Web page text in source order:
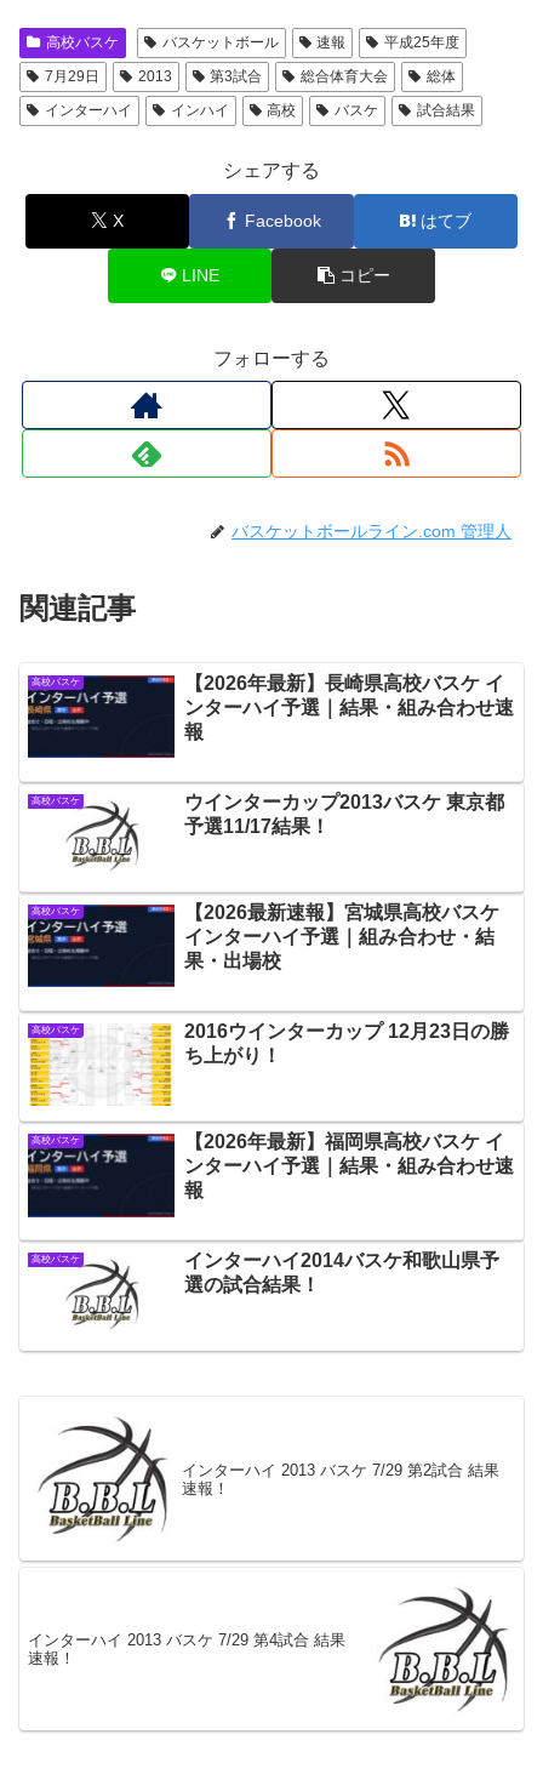
高校バスケ バスケットボール 速報
平成25年度
7月29日
2013 第3試合 総合体育大会
総体
インターハイ
インハイ 高校 バスケ 試合結果
シェアする
X Facebook はてブ
LINE コピー
フォローする
バスケットボールライン.com 管理人
関連記事
高校バスケ
【2026年最新】長崎県高校バスケ イ
ンターハイ予選｜結果・組み合わせ速
報
高校バスケ
ウインターカップ2013バスケ 東京都
予選11/17結果！
高校バスケ
【2026最新速報】宮城県高校バスケ
インターハイ予選｜組み合わせ・結
果・出場校
高校バスケ
2016ウインターカップ 12月23日の勝
ち上がり！
高校バスケ
【2026年最新】福岡県高校バスケ イ
ンターハイ予選｜結果・組み合わせ速
報
高校バスケ
インターハイ2014バスケ和歌山県予
選の試合結果！
インターハイ 2013 バスケ 7/29 第2試合 結果
速報！
インターハイ 2013 バスケ 7/29 第4試合 結果
速報！